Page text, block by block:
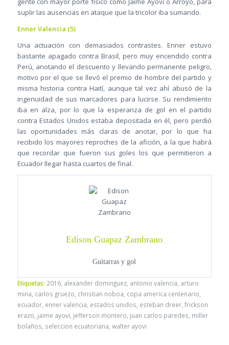
suplir las ausencias en ataque que la tricolor iba sumando.
Enner Valencia (5)
Una actuación con demasiados contrastes. Enner estuvo
bastante apagado contra Brasil, pero muy encendido contra
Perú, anotando el descuento y llevando permanente peligro,
motivo por el que se llevó el premio de hombre del partido y
misma historia contra Haití, aunque tal vez ahí abusó de la
ingenuidad de sus marcadores para lucirse. Su rendimiento
iba en alza, por lo que la esperanza de gol en el partido
contra Estados Unidos estaba depositada en él, pero perdió
las oportunidades más claras de anotar, por lo que ha
recibido los mayores reproches de la afición, a la que habrá
que recordar que fueron sus goles los que permitieron a
Ecuador llegar hasta cuartos de final.
Edison Guapaz Zambrano
Guitarras y gol
Etiquetas: 2016, alexander dominguez, antonio valencia, arturo
mina, carlos gruezo, christian noboa, copa america centenario,
ecuador, enner valencia, estados unidos, esteban dreer, frickson
erazo, jaime ayovi, jefferson montero, juan carlos paredes, miller
bolaños, seleccion ecuatoriana, walter ayovi